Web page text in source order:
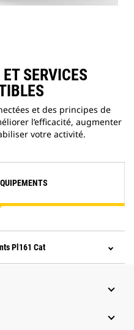
SERVICES
et des principes de
l’efficacité, augmenter
votre activité.
Pl161 Cat